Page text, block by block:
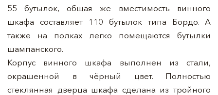
55 бутылок, общая же вместимость винного
шкафа составляет 110 бутылок типа Бордо. А
также на полках легко помещаются бутылки
шампанского.
Корпус винного шкафа выполнен из стали,
окрашенной в чёрный цвет. Полностью
стеклянная дверца шкафа сделана из тройного